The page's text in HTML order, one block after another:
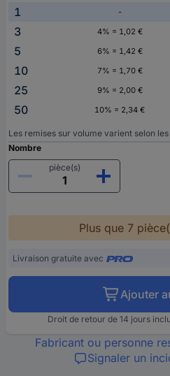
1 -
3
4% = 1,02 €
5
6% = 1,42 €
10
7% = 1,70 €
25
9% = 2,00 €
50
10% = 2,34 €
Les remises sur volume varient selon
Nombre
pièce(s)
Plus que 7
Livraison gratuite avec
Ajouter
Droit de retour de 14 jours
Fabricant ou personne
Signaler un